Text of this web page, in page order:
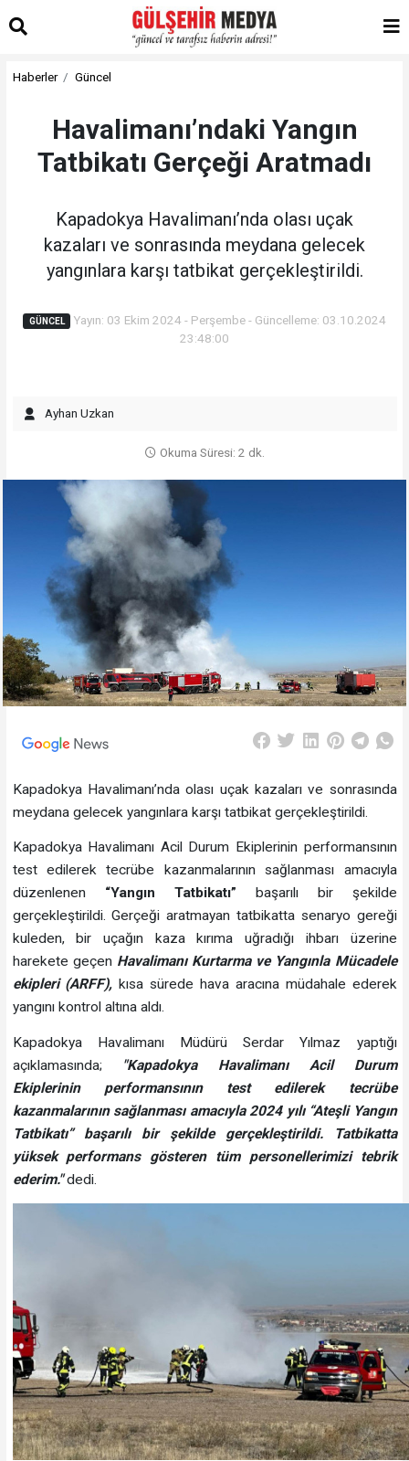
Haberler Güncel
Havalimanı’ndaki Yangın
Tatbikatı Gerçeği Aratmadı
Kapadokya Havalimanı’nda olası uçak
kazaları ve sonrasında meydana gelecek
yangınlara karşı tatbikat gerçekleştirildi.
GÜNCEL
Yayın: 03 Ekim 2024 - Perşembe - Güncelleme: 03.10.2024
23:48:00
Ayhan Uzkan
Okuma Süresi: 2 dk.
Kapadokya Havalimanı’nda olası uçak kazaları ve sonrasında
meydana gelecek yangınlara karşı tatbikat gerçekleştirildi.
Kapadokya Havalimanı Acil Durum Ekiplerinin performansının
test edilerek tecrübe kazanmalarının sağlanması amacıyla
düzenlenen “Yangın Tatbikatı” başarılı bir şekilde
gerçekleştirildi. Gerçeği aratmayan tatbikatta senaryo gereği
kuleden, bir uçağın kaza kırıma uğradığı ihbarı üzerine
harekete geçen Havalimanı Kurtarma ve Yangınla Mücadele
ekipleri (ARFF), kısa sürede hava aracına müdahale ederek
yangını kontrol altına aldı.
Kapadokya Havalimanı Müdürü Serdar Yılmaz yaptığı
açıklamasında; "Kapadokya Havalimanı Acil Durum
Ekiplerinin performansının test edilerek tecrübe
kazanmalarının sağlanması amacıyla 2024 yılı “Ateşli Yangın
Tatbikatı” başarılı bir şekilde gerçekleştirildi. Tatbikatta
yüksek performans gösteren tüm personellerimizi tebrik
ederim."dedi.